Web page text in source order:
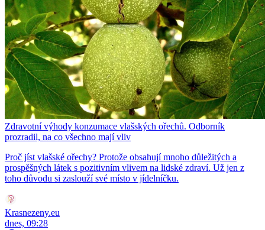
Zdravotní výhody konzumace vlašských ořechů. Odborník
prozradil, na co všechno mají vliv
Proč jíst vlašské ořechy? Protože obsahují mnoho důležitých a
prospěšných látek s pozitivním vlivem na lidské zdraví. Už jen z
toho důvodu si zaslouží své místo v jídelníčku.
Krasnezeny.eu
dnes, 09:28